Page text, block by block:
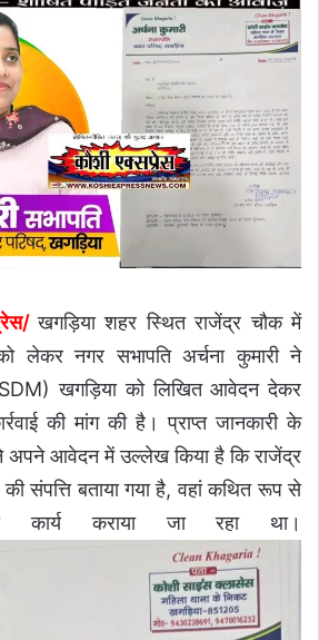
खगड़िया शहर स्थित राजेंद्र चौक में
लेकर नगर सभापति अर्चना कुमारी ने
खगड़िया को लिखित आवेदन देकर
की मांग की है। प्राप्त जानकारी के
अपने आवेदन में उल्लेख किया है कि राजेंद्र
संपत्ति बताया गया है, वहां कथित रूप से